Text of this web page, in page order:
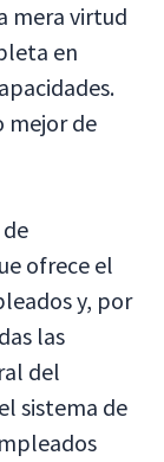
mera virtud
en
mejor de
ofrece el
y, por
las
del
sistema de